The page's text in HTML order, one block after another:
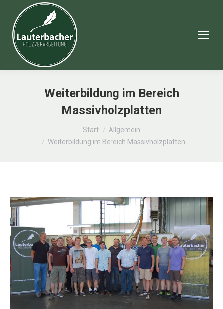
Weiterbildung im Bereich
Massivholzplatten
Sie befinden sich hier:Start
Allgemein
Weiterbildung im Bereich Massivholzplatten